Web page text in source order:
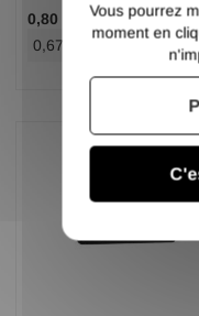
0,80 €
/ Pce TTC
0,67 €
Vous pourrez
moment en